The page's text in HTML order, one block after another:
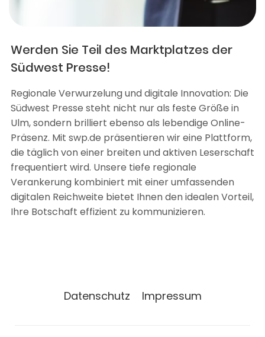
Werden Sie Teil des Marktplatzes der
Südwest Presse!
Regionale Verwurzelung und digitale Innovation: Die
Südwest Presse steht nicht nur als feste Größe in
Ulm, sondern brilliert ebenso als lebendige Online-
Präsenz. Mit swp.de präsentieren wir eine Plattform,
die täglich von einer breiten und aktiven Leserschaft
frequentiert wird. Unsere tiefe regionale
Verankerung kombiniert mit einer umfassenden
digitalen Reichweite bietet Ihnen den idealen Vorteil,
Ihre Botschaft effizient zu kommunizieren.
Datenschutz Impressum